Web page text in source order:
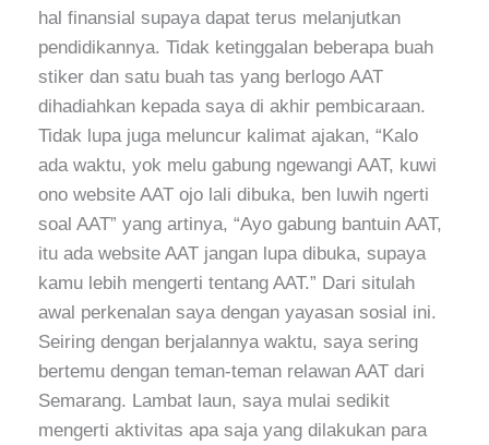
hal finansial supaya dapat terus melanjutkan
pendidikannya. Tidak ketinggalan beberapa buah
stiker dan satu buah tas yang berlogo AAT
dihadiahkan kepada saya di akhir pembicaraan.
Tidak lupa juga meluncur kalimat ajakan, “Kalo
ada waktu, yok melu gabung ngewangi AAT, kuwi
ono website AAT ojo lali dibuka, ben luwih ngerti
soal AAT” yang artinya, “Ayo gabung bantuin AAT,
itu ada website AAT jangan lupa dibuka, supaya
kamu lebih mengerti tentang AAT.” Dari situlah
awal perkenalan saya dengan yayasan sosial ini.
Seiring dengan berjalannya waktu, saya sering
bertemu dengan teman-teman relawan AAT dari
Semarang. Lambat laun, saya mulai sedikit
mengerti aktivitas apa saja yang dilakukan para